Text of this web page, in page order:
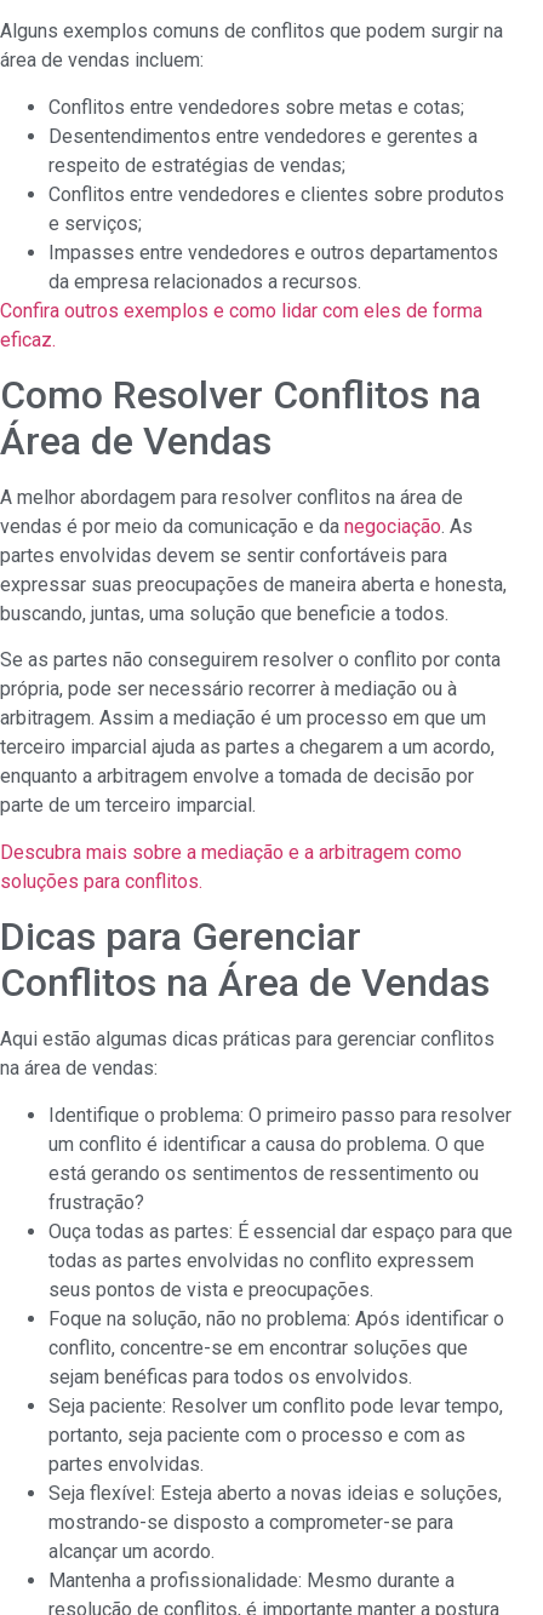
Alguns exemplos comuns de conflitos que podem surgir na
área de vendas incluem:
Conflitos entre vendedores sobre metas e cotas;
Desentendimentos entre vendedores e gerentes a
respeito de estratégias de vendas;
Conflitos entre vendedores e clientes sobre produtos
e serviços;
Impasses entre vendedores e outros departamentos
da empresa relacionados a recursos.
Confira outros exemplos e como lidar com eles de forma
eficaz.
Como Resolver Conflitos na
Área de Vendas
A melhor abordagem para resolver conflitos na área de
vendas é por meio da comunicação e da negociação. As
partes envolvidas devem se sentir confortáveis para
expressar suas preocupações de maneira aberta e honesta,
buscando, juntas, uma solução que beneficie a todos.
Se as partes não conseguirem resolver o conflito por conta
própria, pode ser necessário recorrer à mediação ou à
arbitragem. Assim a mediação é um processo em que um
terceiro imparcial ajuda as partes a chegarem a um acordo,
enquanto a arbitragem envolve a tomada de decisão por
parte de um terceiro imparcial.
Descubra mais sobre a mediação e a arbitragem como
soluções para conflitos.
Dicas para Gerenciar
Conflitos na Área de Vendas
Aqui estão algumas dicas práticas para gerenciar conflitos
na área de vendas:
Identifique o problema: O primeiro passo para resolver
um conflito é identificar a causa do problema. O que
está gerando os sentimentos de ressentimento ou
frustração?
Ouça todas as partes: É essencial dar espaço para que
todas as partes envolvidas no conflito expressem
seus pontos de vista e preocupações.
Foque na solução, não no problema: Após identificar o
conflito, concentre-se em encontrar soluções que
sejam benéficas para todos os envolvidos.
Seja paciente: Resolver um conflito pode levar tempo,
portanto, seja paciente com o processo e com as
partes envolvidas.
Seja flexível: Esteja aberto a novas ideias e soluções,
mostrando-se disposto a comprometer-se para
alcançar um acordo.
Mantenha a profissionalidade: Mesmo durante a
resolução de conflitos, é importante manter a postura